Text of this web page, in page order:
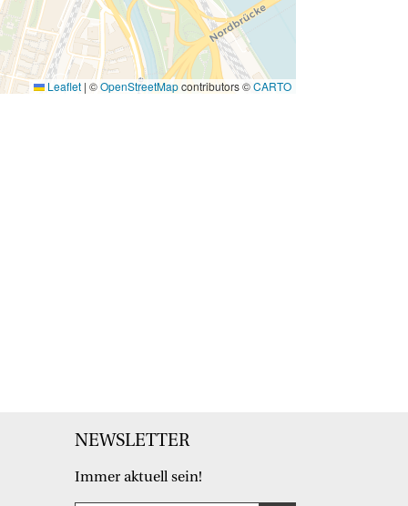
Leaflet | ©OpenStreetMapcontributors ©CARTO
NEWSLETTER
Immer aktuell sein!